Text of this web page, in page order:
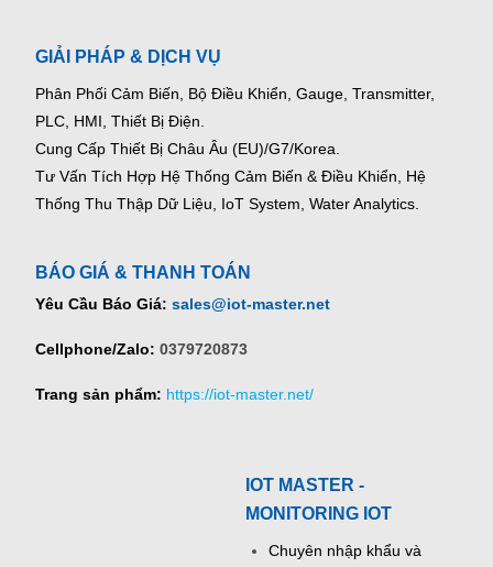
GIẢI PHÁP & DỊCH VỤ
Phân Phối Cảm Biến, Bộ Điều Khiển, Gauge, Transmitter,
PLC, HMI, Thiết Bị Điện.
Cung Cấp Thiết Bị Châu Âu (EU)/G7/Korea.
Tư Vấn Tích Hợp Hệ Thống Cảm Biến & Điều Khiển, Hệ
Thống Thu Thập Dữ Liệu, IoT System, Water Analytics.
BÁO GIÁ & THANH TOÁN
Yêu Cầu Báo Giá: sales@iot-master.net
Cellphone/Zalo: 0379720873
Trang sản phẩm: https://iot-master.net/
IOT MASTER -
MONITORING IOT
Chuyên nhập khẩu và